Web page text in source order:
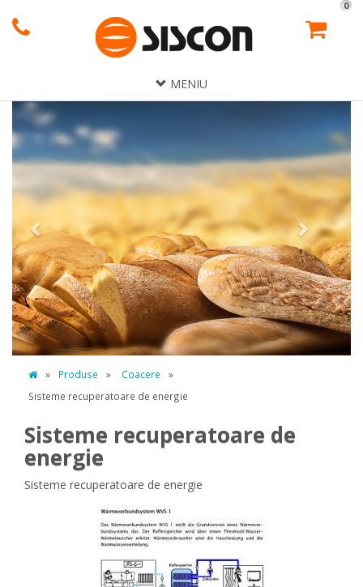
0
MENIU
Previous Next
» Produse » Coacere
»
Sisteme recuperatoare de energie
Sisteme recuperatoare de
energie
Sisteme recuperatoare de energie